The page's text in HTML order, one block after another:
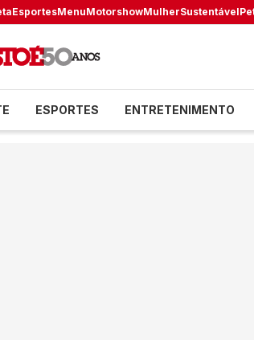
EsportesMenuMotorshowMulherSustentável
ESPORTES ENTRETENIMENTO